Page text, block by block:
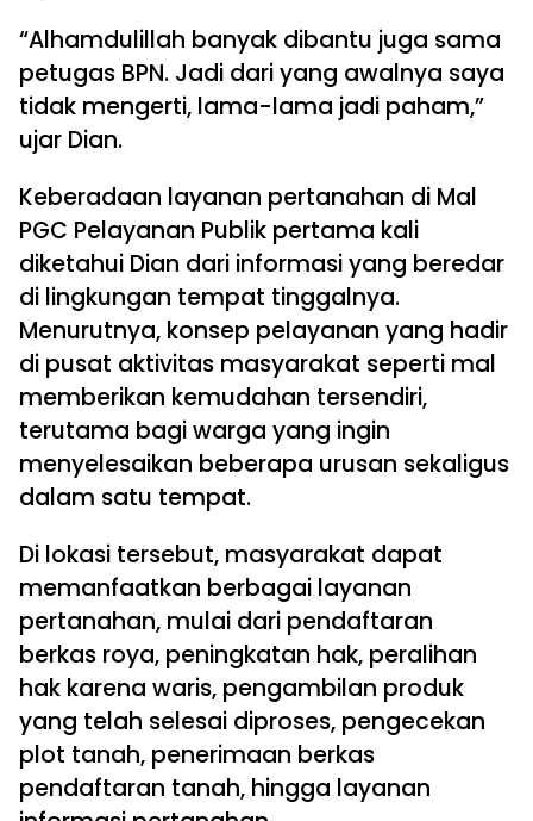
“Alhamdulillah banyak dibantu juga sama
petugas BPN. Jadi dari yang awalnya saya
tidak mengerti, lama-lama jadi paham,”
ujar Dian.
Keberadaan layanan pertanahan di Mal
PGC Pelayanan Publik pertama kali
diketahui Dian dari informasi yang beredar
di lingkungan tempat tinggalnya.
Menurutnya, konsep pelayanan yang hadir
di pusat aktivitas masyarakat seperti mal
memberikan kemudahan tersendiri,
terutama bagi warga yang ingin
menyelesaikan beberapa urusan sekaligus
dalam satu tempat.
Di lokasi tersebut, masyarakat dapat
memanfaatkan berbagai layanan
pertanahan, mulai dari pendaftaran
berkas roya, peningkatan hak, peralihan
hak karena waris, pengambilan produk
yang telah selesai diproses, pengecekan
plot tanah, penerimaan berkas
pendaftaran tanah, hingga layanan